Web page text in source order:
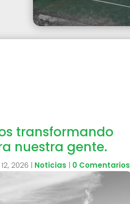
transformando
nuestra gente.
2026 | Noticias | 0 Comentarios